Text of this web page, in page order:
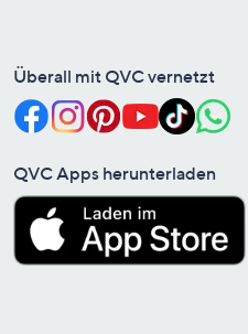
Überall mit QVC vernetzt
QVC Apps herunterladen